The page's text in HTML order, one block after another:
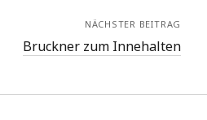
NÄCHSTER BEITRAG
Bruckner zum Innehalten